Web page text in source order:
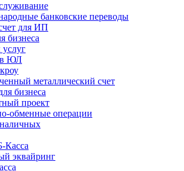
банковские переводы
для ИП
бизнеса
ЮЛ
металлический счет
бизнеса
проект
обменные операции
Касса
эквайринг